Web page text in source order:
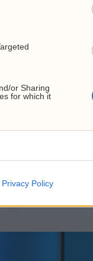
or Sharing
for which it
Privacy Policy
4.
2.